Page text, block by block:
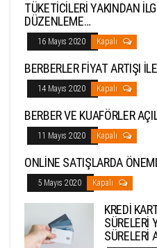
TÜKETİCİLERİ YAKINDAN
DÜZENLEME…
16 Mayıs 2020 Kapalı
BERBERLER FİYAT ARTIŞI
14 Mayıs 2020 Kapalı
BERBER VE KUAFÖRLER
11 Mayıs 2020 Kapalı
ONLİNE SATIŞLARDA
5 Mayıs 2020 Kapalı
KREDİ
SÜRELERİ
SÜRELERİ